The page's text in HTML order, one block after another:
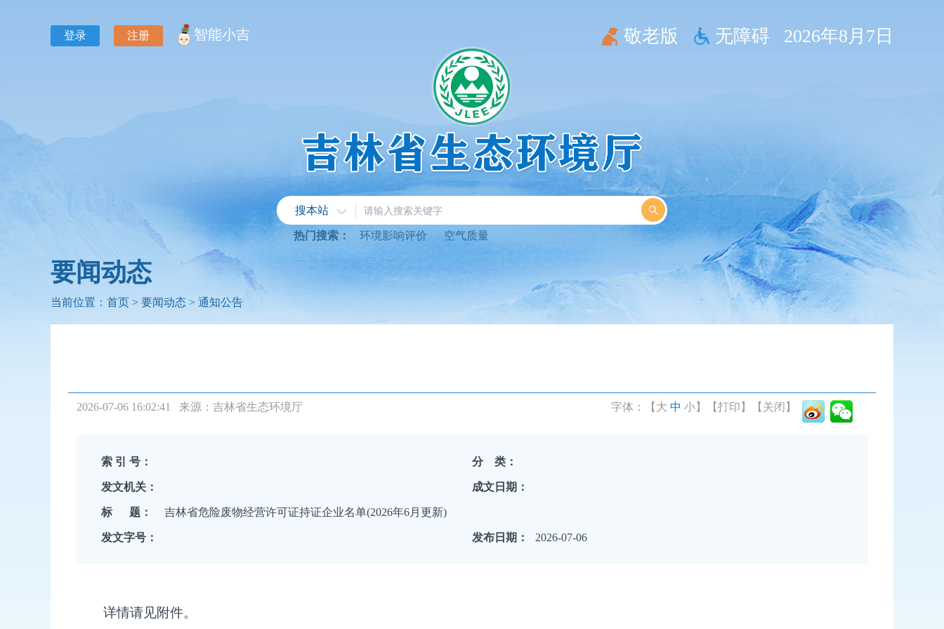
登录 注册 智能小吉 敬老版 无障碍 2026年8月7日
搜本站
热门搜索： 环境影响评价 空气质量
要闻动态
当前位置： 首页 > 要闻动态 > 通知公告
2026-07-06 16:02:41 来源： 吉林省生态环境厅 字体：【 大 中 小】 【打印】 【关闭】
索 引 号： 分 类：
发文机关： 成文日期：
标 题： 吉林省危险废物经营许可证持证企业名单(2026年6月更新)
发文字号： 发布日期： 2026-07-06
详情请见附件。